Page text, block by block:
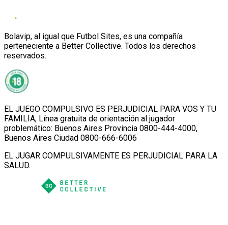
Bolavip, al igual que Futbol Sites, es una compañía
perteneciente a Better Collective. Todos los derechos
reservados.
EL JUEGO COMPULSIVO ES PERJUDICIAL PARA VOS Y TU
FAMILIA, Línea gratuita de orientación al jugador
problemático: Buenos Aires Provincia 0800-444-4000,
Buenos Aires Ciudad 0800-666-6006
EL JUGAR COMPULSIVAMENTE ES PERJUDICIAL PARA LA
SALUD.